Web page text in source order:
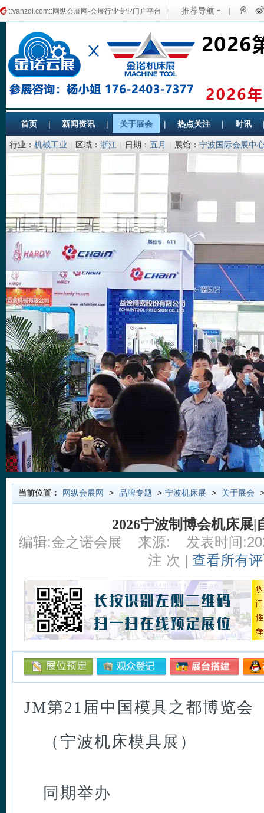
::vanzol.com::网纵会展网-会展行业专业门户平台 推荐导航 |
首页 | 新闻资讯 | 关于展会 | 热点关注 | 时讯
行业： 机械工业 | 区域： 浙江 | 日期： 五月 | 展馆： 宁波国际会展中
当前位置： 网纵会展网 > 品牌专题 > 宁波机床展 > 关于展会
2026宁波制博会机床展|
编辑:金之诺会展
来源:
发表时间
注 次 | 查看所有
JM第21届中国模具之都博览会
（宁波机床模具展）
同期举办